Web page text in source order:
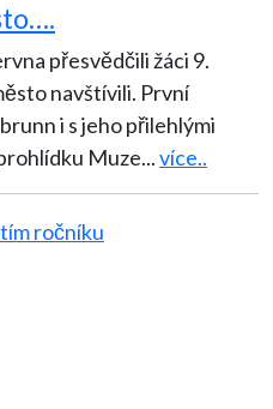
přesvědčili žáci 9.
navštívili. První
i s jeho přilehlými
Muze...více..